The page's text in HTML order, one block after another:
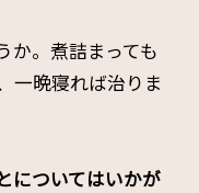
か。煮詰まっても
一晩寝れば治りま
についてはいかが